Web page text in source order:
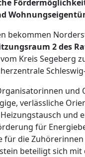
bekommen
2 des
Kreis Segeberg
und
verlässliche
und
für
für die
beteiligt sich mit